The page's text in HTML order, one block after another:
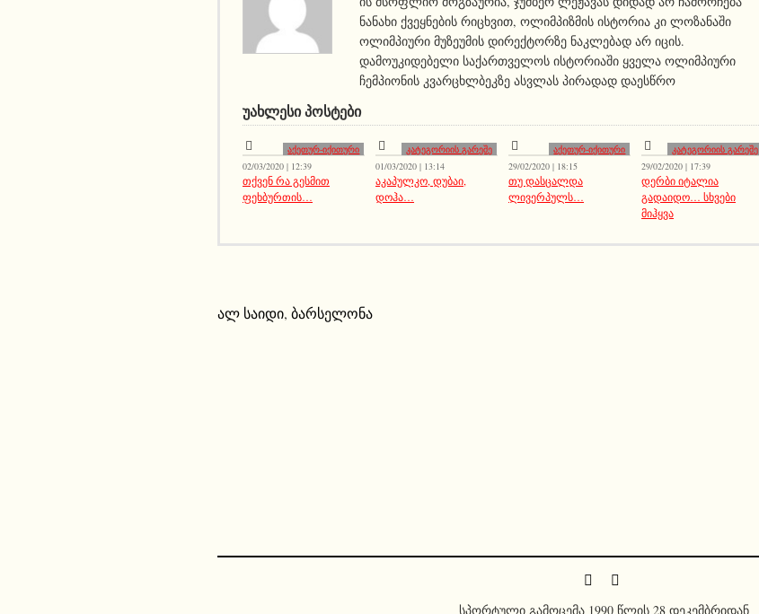
ნანახი ქვეყნების რიცხვით, ოლიმპიზმის ისტორია კი ლოზანაში
ოლიმპიური მუზეუმის დირექტორზე ნაკლებად არ იცის.
დამოუკიდებელი საქართველოს ისტორიაში ყველა ოლიმპიური
ჩემპიონის კვარცხლბეკზე ასვლას პირადად დაესწრო
ᲣᲐᲮᲚᲔᲡᲘ ᲞᲝᲡᲢᲔᲑᲘ
აქეთურ-იქითური
02/03/2020 | 12:39
თქვენ რა გესმით
ფეხბურთის…
კატეგორიის გარეშე
01/03/2020 | 13:14
აკაპულკო, დუბაი,
დოჰა…
აქეთურ-იქითური
29/02/2020 | 18:15
თუ დასცალდა
ლივერპულს…
კატეგორიის გარეშე
29/02/2020 | 17:39
დერბი იტალია
გადაიდო… სხვები
მიჰყვა
ალ საიდი, ბარსელონა
სპორტული გამოცემა 1990 წლის 28 დეკემბრიდან